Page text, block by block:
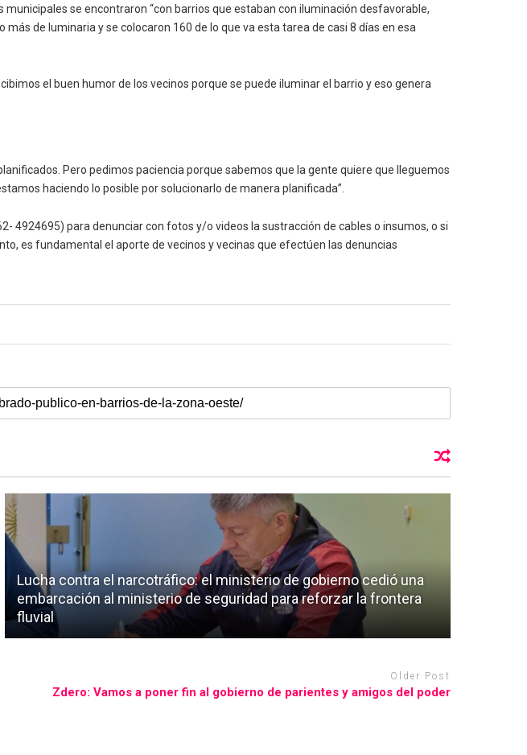
se encontraron “con barrios que estaban con iluminación desfavorable,
de luminaria y se colocaron 160 de lo que va esta tarea de casi 8 días en esa
el buen humor de los vecinos porque se puede iluminar el barrio y eso genera
Pero pedimos paciencia porque sabemos que la gente quiere que lleguemos
haciendo lo posible por solucionarlo de manera planificada”.
4924695) para denunciar con fotos y/o videos la sustracción de cables o insumos, o si
es fundamental el aporte de vecinos y vecinas que efectúen las denuncias
Lucha contra el narcotráfico: el ministerio de gobierno cedió una
embarcación al ministerio de seguridad para reforzar la frontera
fluvial
Older Post
Zdero: Vamos a poner fin al gobierno de parientes y amigos del poder